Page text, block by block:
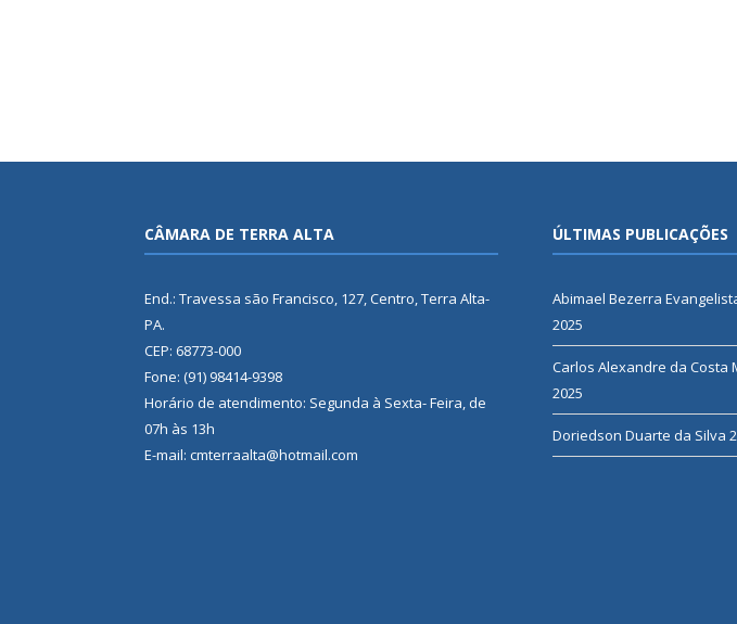
CÂMARA DE TERRA ALTA
End.: Travessa são Francisco, 127, Centro, Terra Alta-
PA.
CEP: 68773-000
Fone: (91) 98414-9398
Horário de atendimento: Segunda à Sexta- Feira, de
07h às 13h
E-mail: cmterraalta@hotmail.com
ÚLTIMAS PUBLICAÇÕES
Abimael Bezerra
2025
Carlos Alexandre da Costa
2025
Doriedson Duarte da Silva